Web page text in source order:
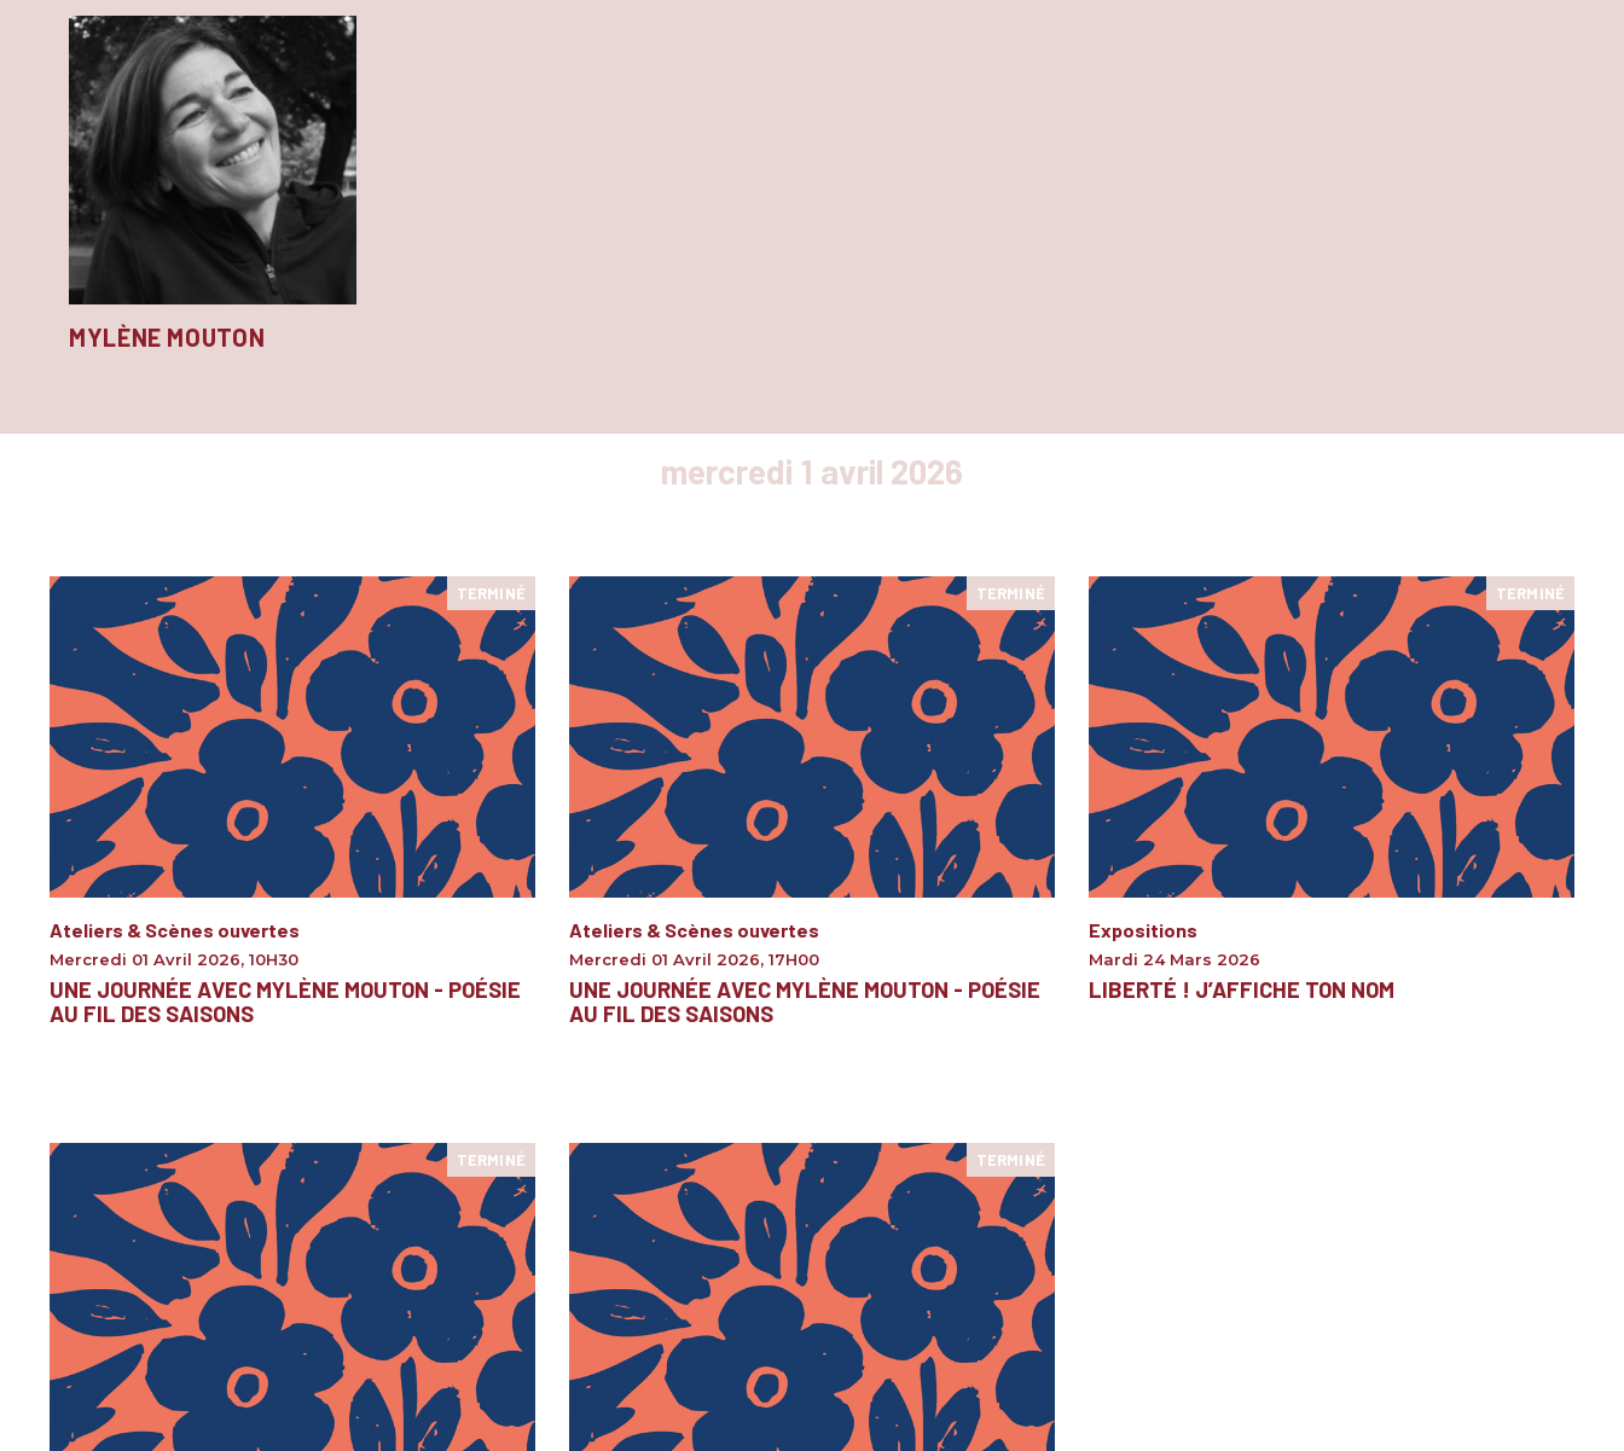
MYLÈNE MOUTON
mercredi 1 avril 2026
TERMINÉ
Ateliers & Scènes ouvertes
Mercredi 01 Avril 2026, 10H30
UNE JOURNÉE AVEC MYLÈNE MOUTON - POÉSIE
AU FIL DES SAISONS
TERMINÉ
Ateliers & Scènes ouvertes
Mercredi 01 Avril 2026, 17H00
UNE JOURNÉE AVEC MYLÈNE MOUTON - POÉSIE
AU FIL DES SAISONS
TERMINÉ
Expositions
Mardi 24 Mars 2026
LIBERTÉ ! J’AFFICHE TON NOM
TERMINÉ TERMINÉ